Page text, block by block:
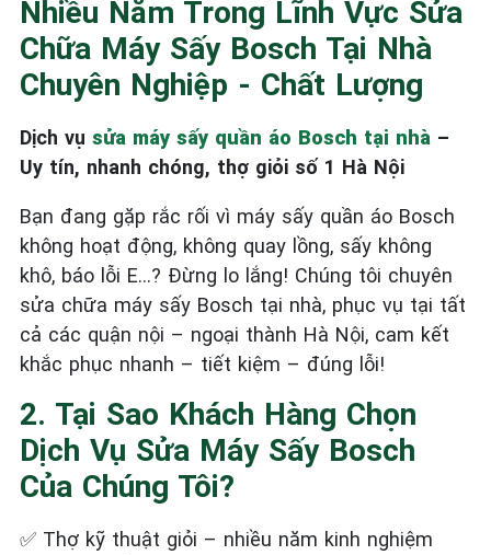
Nhiều Năm Trong Lĩnh Vực Sửa
Chữa Máy Sấy Bosch Tại Nhà
Chuyên Nghiệp - Chất Lượng
Dịch vụ sửa máy sấy quần áo Bosch tại nhà –
Uy tín, nhanh chóng, thợ giỏi số 1 Hà Nội
Bạn đang gặp rắc rối vì máy sấy quần áo Bosch
không hoạt động, không quay lồng, sấy không
khô, báo lỗi E...? Đừng lo lắng! Chúng tôi chuyên
sửa chữa máy sấy Bosch tại nhà, phục vụ tại tất
cả các quận nội – ngoại thành Hà Nội, cam kết
khắc phục nhanh – tiết kiệm – đúng lỗi!
2. Tại Sao Khách Hàng Chọn
Dịch Vụ Sửa Máy Sấy Bosch
Của Chúng Tôi?
✅ Thợ kỹ thuật giỏi – nhiều năm kinh nghiệm